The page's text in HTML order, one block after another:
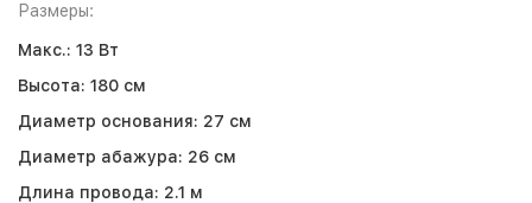
Размеры:
Макс.: 13 Вт
Высота: 180 см
Диаметр основания: 27 см
Диаметр абажура: 26 см
Длина провода: 2.1 м